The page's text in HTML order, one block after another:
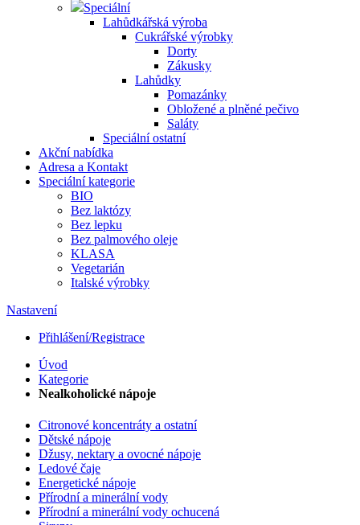
Speciální
Lahůdkářská výroba
Cukrářské výrobky
Dorty
Zákusky
Lahůdky
Pomazánky
Obložené a plněné pečivo
Saláty
Speciální ostatní
Akční nabídka
Adresa a Kontakt
Speciální kategorie
BIO
Bez laktózy
Bez lepku
Bez palmového oleje
KLASA
Vegetarián
Italské výrobky
Nastavení
Přihlášení/Registrace
Úvod
Kategorie
Nealkoholické nápoje
Citronové koncentráty a ostatní
Dětské nápoje
Džusy, nektary a ovocné nápoje
Ledové čaje
Energetické nápoje
Přírodní a minerální vody
Přírodní a minerální vody ochucená